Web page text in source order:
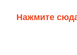
Нажмите